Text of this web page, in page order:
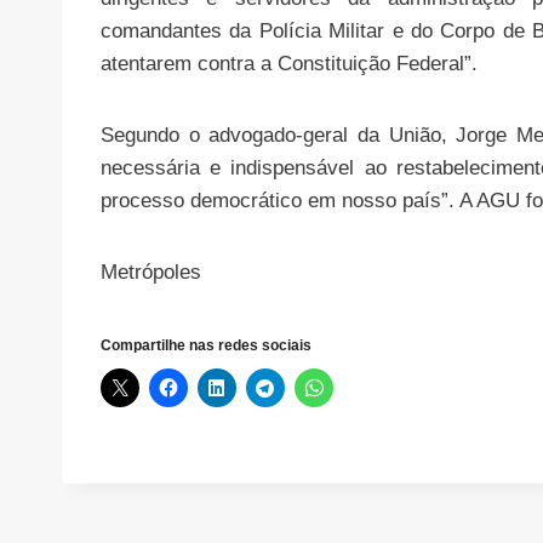
comandantes da Polícia Militar e do Corpo de
atentarem contra a Constituição Federal”.
Segundo o advogado-geral da União, Jorge
necessária e indispensável ao
processo democrático em nosso país”. A AGU
Metrópoles
Compartilhe nas redes sociais